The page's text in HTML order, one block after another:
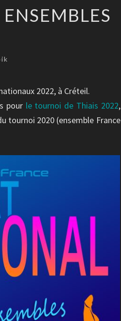
2022, à Créteil.
pour le tournoi de Thiais 2022,
tournoi 2020 (ensemble France